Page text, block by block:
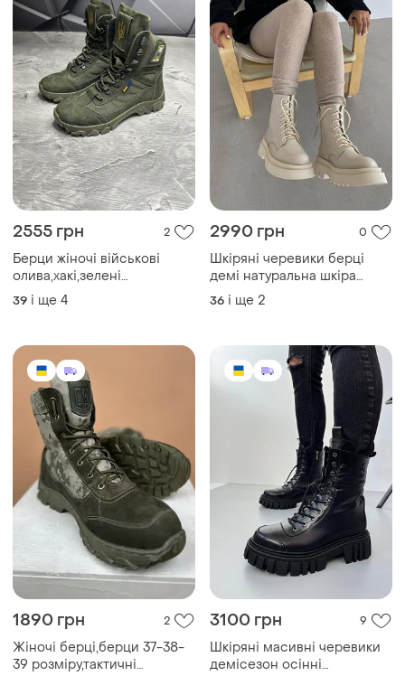
2555 грн 2
Берци жіночі військові
олива,хакі,зелені
камуфляж,мультікам з
гербом осінні,весняні з
39 і ще 4
2990 грн 0
Шкіряні черевики берці
демі натуральна шкіра
колір молочний осінь
весна на байці ботинки
весенние натуральная кожа
цвет молочный
36 і ще 2
1890 грн 2
Жіночі берці,берци 37-38-
39 розміру,тактичні
3100 грн 9
Шкіряні масивні черевики
демісезон осінні